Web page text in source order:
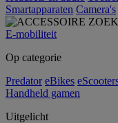
Smartapparaten Camera's
E-mobiliteit
Op categorie
Predator eBikes
Handheld gamen
Uitgelicht